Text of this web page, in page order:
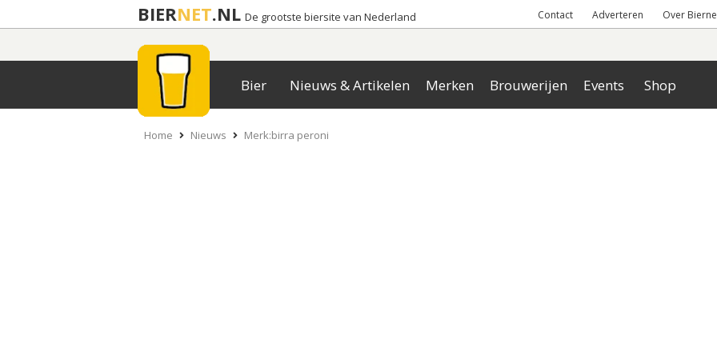
BIERNET.NL De grootste biersite van Nederland Contact Adverteren Over
Bier Nieuws & Artikelen Merken Brouwerijen Events Shop
Home Nieuws Merk:birra peroni